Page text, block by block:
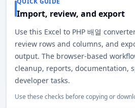
Import, review, and export
Use this Excel to PHP 배열
review rows and columns, and
output. The browser-based
cleanup, reports, documentation,
developer tasks.
Use these checks before copying or